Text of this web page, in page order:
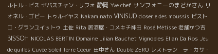
ルトル・ビス セバスチャン・リフォ 静岡 Yve chef サンフォニーのまどかさん リ
オネル・ゴビー トゥルイヤス Nakaminato VINISUD closerie des moussis ビスト
ロ・グランユイットゥ 土佐 Rita 居酒屋・ユメキチ神田 Rosé Métisse 老舗かつ吉
BISSOH NICOLAS BERTIN Domaine Lilian Bauchet Vignobles Elian Da Ros Jeu
de quilles Cuvée Soleil Terre Coeur 田中さん Double ZERO レストラン ラ・カサ・